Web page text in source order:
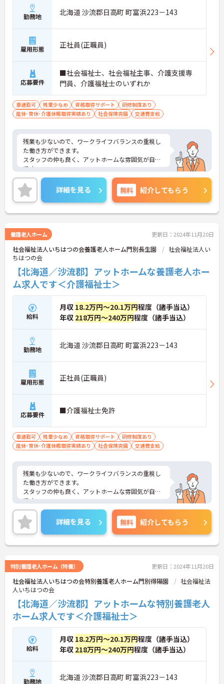
勤務地 北海道 沙流郡日高町 町富浜223－143
雇用形態 正社員(正職員)
応募要件
■社会福祉士、社会福祉主事、介護支援専
門員、介護福祉士のいずれか
車通勤可 残業少なめ 資格取得サポート
研修制度あり
産休･育休･介護休暇取得実績あり
社会保険完備 交通費支給
残業も少ないので、ワークライフバランスの重視し
た働き方ができます。
スタッフの仲も良く、アットホームな雰囲気が自慢
です。
ご興味ある方には、面接対策ポイントなど、詳細を
お話しいたしますのでお気軽にご相談ください。
詳細を見る 無料 紹介してもらう
養護老人ホーム 更新日：2024年11月20日
社会福祉法人いちはつの会養護老人ホーム門別長生園
社会福祉法人い
ちはつの会
【北海道／沙流郡】アットホームな養護老人ホー
ム求人です＜介護福祉士＞
給料
月収 18.2万円～20.1万円程度（諸手当込）
年収 218万円～240万円程度（諸手当込）
勤務地 北海道 沙流郡日高町 町富浜223－143
雇用形態 正社員(正職員)
応募要件 ■介護福祉士免許
車通勤可 残業少なめ 資格取得サポート
研修制度あり
産休･育休･介護休暇取得実績あり
社会保険完備 交通費支給
残業も少ないので、ワークライフバランスの重視し
た働き方ができます。
スタッフの仲も良く、アットホームな雰囲気が自慢
です。
ご興味ある方には、面接対策ポイントなど、詳細を
お話しいたしますのでお気軽にご相談ください。
詳細を見る 無料 紹介してもらう
特別養護老人ホーム（特養） 更新日：2024年11月20日
社会福祉法人いちはつの会特別養護老人ホーム門別得陽園
社会福祉法
人いちはつの会
【北海道／沙流郡】アットホームな特別養護老人
ホーム求人です＜介護福祉士＞
給料
月収 18.2万円～20.1万円程度（諸手当込）
年収 218万円～240万円程度（諸手当込）
勤務地 北海道 沙流郡日高町 町富浜223－143